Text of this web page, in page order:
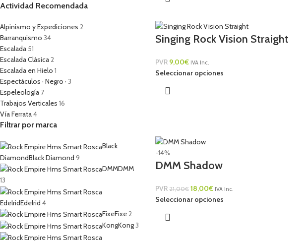
Actividad Recomendada
Alpinismo y Expediciones 2
Barranquismo 34
Escalada 51
Escalada Clásica2
Escalada en Hielo 1
Espectáculos · Negro · 3
Espeleología 7
Trabajos Verticales 16
Vía Ferrata4
Filtrar por marca
Black
DiamondBlack Diamond 9
DMMDMM
13
EdelridEdelrid 4
FixeFixe2
KongKong3
Singing Rock Vision Straight
PVR 9,00€ IVA Inc.
Seleccionar opciones
-14%
DMM Shadow
PVR 21,00€ 18,00€ IVA Inc.
Seleccionar opciones